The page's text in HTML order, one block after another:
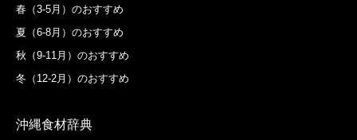
春（3-5月）のおすすめ
夏（6-8月）のおすすめ
秋（9-11月）のおすすめ
冬（12-2月）のおすすめ
沖縄食材辞典